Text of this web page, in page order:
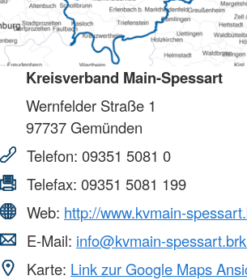
Kreisverband Main-Spessart
Wernfelder Straße 1
97737Gemünden
Telefon: 09351 5081 0
Telefax: 09351 5081 199
Web: http://www.kvmain-
E-Mail: info@kvmain-
Karte: Link zur Google Maps